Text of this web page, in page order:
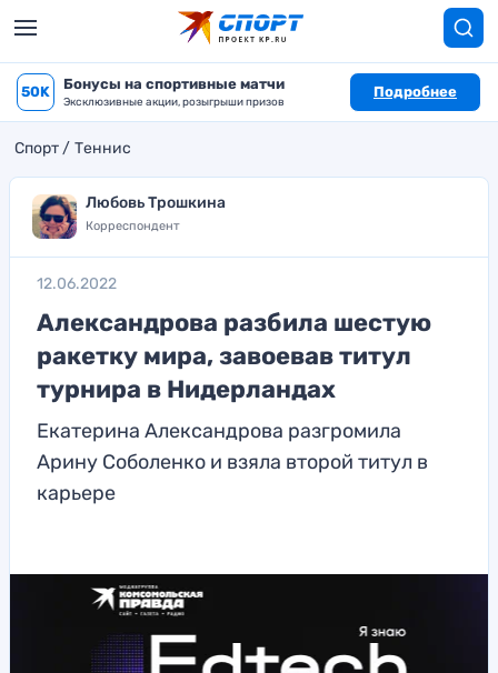
50K Бонусы на спортивные матчи
Эксклюзивные акции, розыгрыши призов
Подробнее
Спорт Теннис
Любовь Трошкина
Корреспондент
12.06.2022
Александрова разбила шестую
ракетку мира, завоевав титул
турнира в Нидерландах
Екатерина Александрова разгромила
Арину Соболенко и взяла второй титул в
карьере